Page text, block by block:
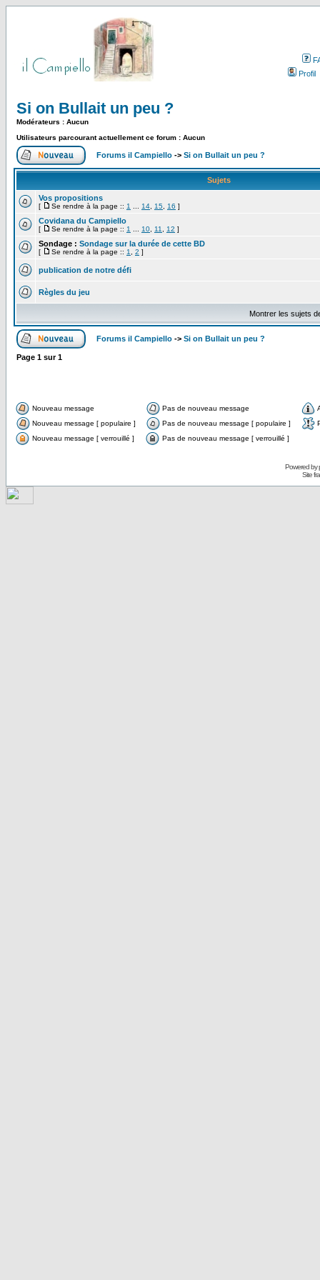
Profil
Si on Bullait un peu ?
Modérateurs : Aucun
Utilisateurs parcourant actuellement ce forum : Aucun
Forums il Campiello -> Si on Bullait un peu ?
Sujets
Vos propositions
[ Se rendre à la page :: 1 14 15 16 ]
Covidana du Campiello
[ Se rendre à la page :: 1 10 11 12 ]
Sondage : Sondage sur la durée de cette BD
[ Se rendre à la page :: 1 2 ]
publication de notre défi
Règles du jeu
Montrer les sujets
Forums il Campiello -> Si on Bullait un peu ?
Page 1 sur1
Nouveau message Pas de nouveau message
Nouveau message [ populaire ]
Pas de nouveau message [ populaire ]
Nouveau message [ verrouillé ]
Pas de nouveau message [ verrouillé ]
Powered by
Site